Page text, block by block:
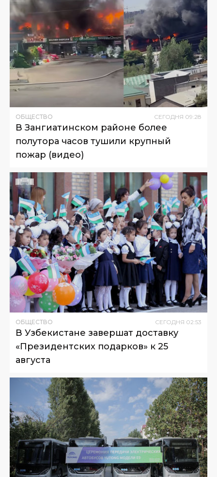
ОБЩЕСТВО СЕГОДНЯ 09:28
В Зангиатинском районе более
полутора часов тушили крупный
пожар (видео)
ОБЩЕСТВО СЕГОДНЯ 02:53
В Узбекистане завершат доставку
«Президентских подарков» к 25
августа